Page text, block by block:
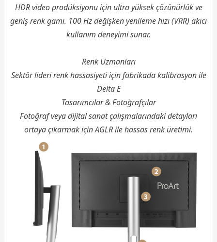
HDR video prodüksiyonu için ultra yüksek çözünürlük ve
geniş renk gamı. 100 Hz değişken yenileme hızı (VRR) akıcı
kullanım deneyimi sunar.
Renk Uzmanları
Sektör lideri renk hassasiyeti için fabrikada kalibrasyon ile
Delta E
Tasarımcılar & Fotoğrafçılar
Fotoğraf veya dijital sanat çalışmalarındaki detayları
ortaya çıkarmak için AGLR ile hassas renk üretimi.